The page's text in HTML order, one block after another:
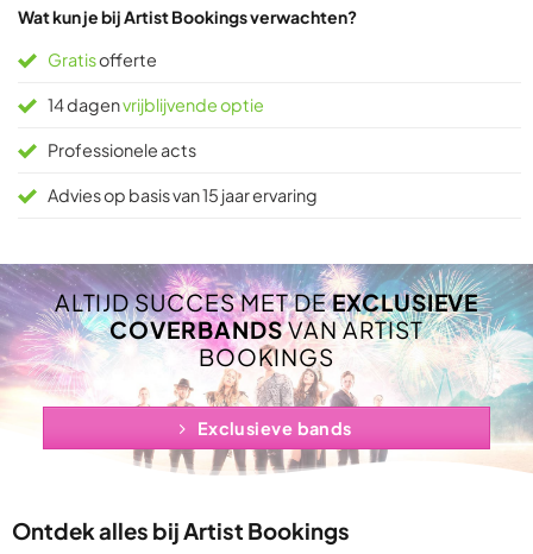
Wat kun je bij Artist Bookings verwachten?
Gratisofferte
14 dagenvrijblijvende optie
Professionele acts
Advies op basis van 15 jaar ervaring
ALTIJD SUCCES MET DEEXCLUSIEVE
COVERBANDSVAN ARTIST
BOOKINGS
Exclusieve bands
Ontdek alles bij Artist Bookings